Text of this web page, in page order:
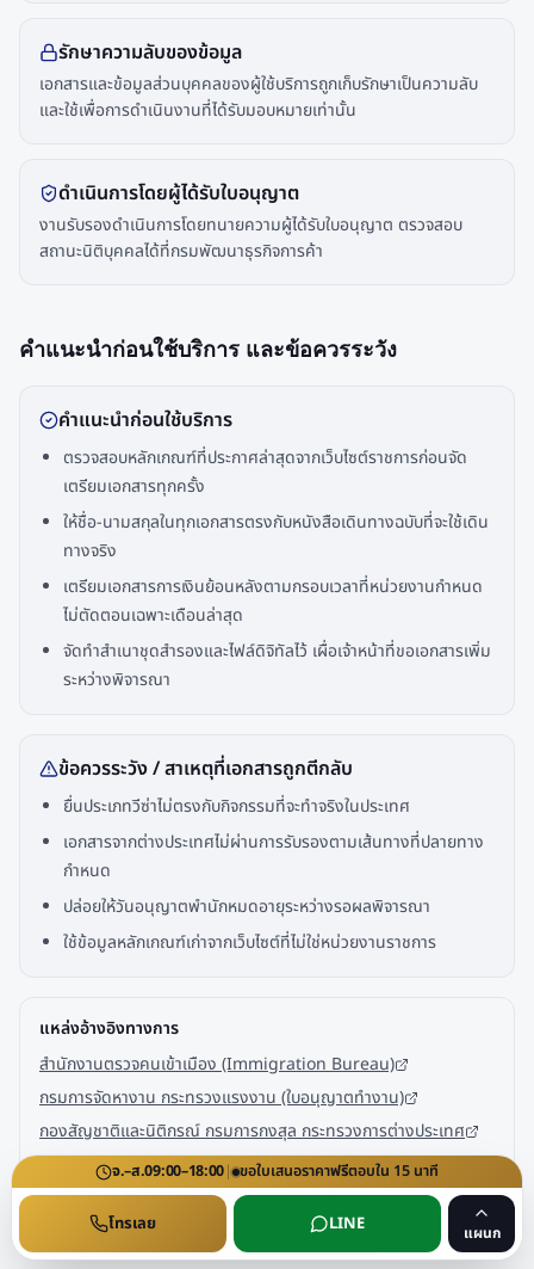
รักษาความลับของข้อมูล
เอกสารและข้อมูลส่วนบุคคลของผู้ใช้บริการถูกเก็บรักษาเป็นความลับ
และใช้เพื่อการดำเนินงานที่ได้รับมอบหมายเท่านั้น
ดำเนินการโดยผู้ได้รับใบอนุญาต
งานรับรองดำเนินการโดยทนายความผู้ได้รับใบอนุญาต ตรวจสอบ
สถานะนิติบุคคลได้ที่กรมพัฒนาธุรกิจการค้า
คำแนะนำก่อนใช้บริการ และข้อควรระวัง
คำแนะนำก่อนใช้บริการ
ตรวจสอบหลักเกณฑ์ที่ประกาศล่าสุดจากเว็บไซต์ราชการก่อนจัด
เตรียมเอกสารทุกครั้ง
ให้ชื่อ-นามสกุลในทุกเอกสารตรงกับหนังสือเดินทางฉบับที่จะใช้เดิน
ทางจริง
เตรียมเอกสารการเงินย้อนหลังตามกรอบเวลาที่หน่วยงานกำหนด
ไม่ตัดตอนเฉพาะเดือนล่าสุด
จัดทำสำเนาชุดสำรองและไฟล์ดิจิทัลไว้ เผื่อเจ้าหน้าที่ขอเอกสารเพิ่ม
ระหว่างพิจารณา
ข้อควรระวัง / สาเหตุที่เอกสารถูกตีกลับ
ยื่นประเภทวีซ่าไม่ตรงกับกิจกรรมที่จะทำจริงในประเทศ
เอกสารจากต่างประเทศไม่ผ่านการรับรองตามเส้นทางที่ปลายทาง
กำหนด
ปล่อยให้วันอนุญาตพำนักหมดอายุระหว่างรอผลพิจารณา
ใช้ข้อมูลหลักเกณฑ์เก่าจากเว็บไซต์ที่ไม่ใช่หน่วยงานราชการ
แหล่งอ้างอิงทางการ
สำนักงานตรวจคนเข้าเมือง (Immigration Bureau)
กรมการจัดหางาน กระทรวงแรงงาน (ใบอนุญาตทำงาน)
กองสัญชาติและนิติกรณ์ กรมการกงสุล กระทรวงการต่างประเทศ
สอบถามเงื่อนไขและระยะเวลาดำเนินการกับเจ้าหน้าที่ได้ทางโทรศัพท์
LINE หรืออีเมล ·ดูรายละเอียดหมวดบริการนี้
จ.–ส.09:00–18:00| ขอใบเสนอราคาฟรีตอบใน 15 นาที
โทรเลย LINE แผนก